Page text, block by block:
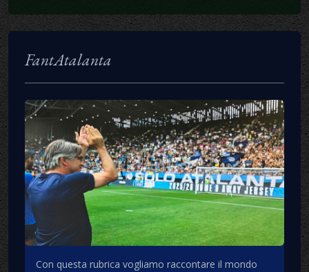
FantAtalanta
Con questa rubrica vogliamo raccontare il mondo